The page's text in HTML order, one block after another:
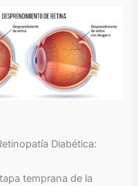
Diabética:
temprana de la